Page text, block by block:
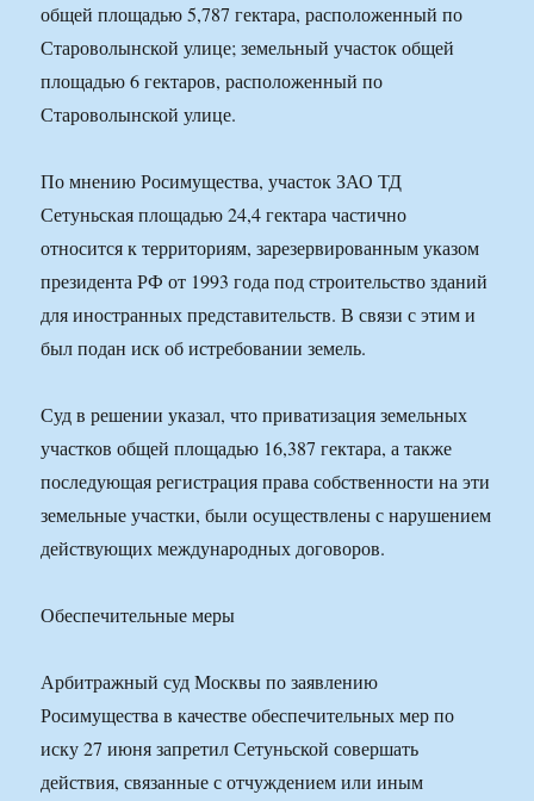
общей площадью 5,787 гектара, расположенный по
Староволынской улице; земельный участок общей
площадью 6 гектаров, расположенный по
Староволынской улице.
По мнению Росимущества, участок ЗАО ТД
Сетуньская площадью 24,4 гектара частично
относится к территориям, зарезервированным указом
президента РФ от 1993 года под строительство зданий
для иностранных представительств. В связи с этим и
был подан иск об истребовании земель.
Суд в решении указал, что приватизация земельных
участков общей площадью 16,387 гектара, а также
последующая регистрация права собственности на эти
земельные участки, были осуществлены с нарушением
действующих международных договоров.
Обеспечительные меры
Арбитражный суд Москвы по заявлению
Росимущества в качестве обеспечительных мер по
иску 27 июня запретил Сетуньской совершать
действия, связанные с отчуждением или иным